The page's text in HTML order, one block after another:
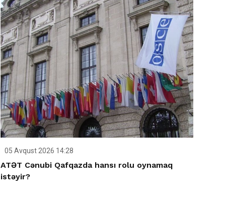
05 Avqust 2026 14:28
ATƏT Cənubi Qafqazda hansı rolu oynamaq
istəyir?